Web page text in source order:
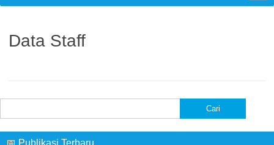
Data Staff
untuk: